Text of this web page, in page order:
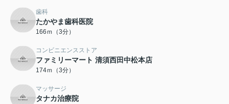
歯科
たかやま歯科医院
166ｍ（3分）
コンビニエンスストア
ファミリーマート 清須西田中松本店
174ｍ（3分）
マッサージ
タナカ治療院